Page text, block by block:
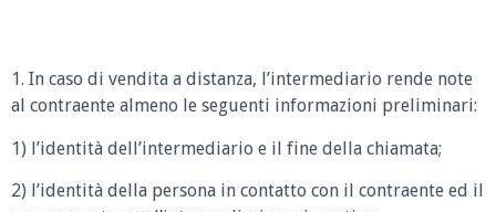
1. In caso di vendita a distanza, l’intermediario rende note
al contraente almeno le seguenti informazioni preliminari:
1) l’identità dell’intermediario e il fine della chiamata;
2) l’identità della persona in contatto con il contraente ed il